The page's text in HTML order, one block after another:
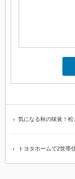
気になる秋の味覚！松
トヨタホームで2世帯